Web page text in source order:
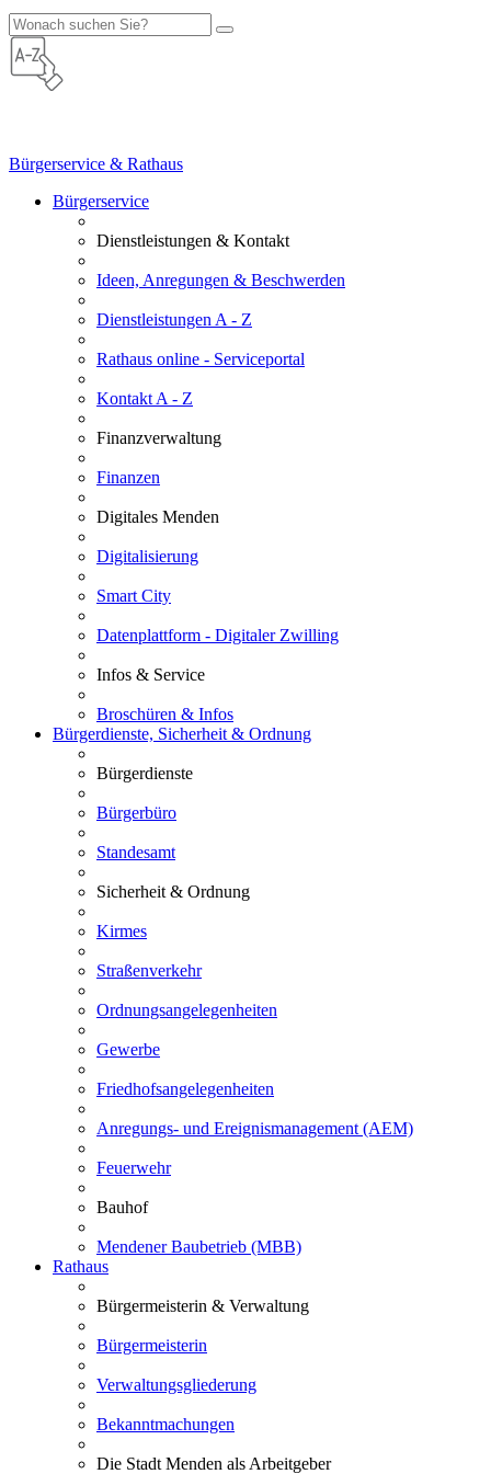
Bürgerservice & Rathaus
Bürgerservice
Dienstleistungen & Kontakt
Ideen, Anregungen & Beschwerden
Dienstleistungen A - Z
Rathaus online - Serviceportal
Kontakt A - Z
Finanzverwaltung
Finanzen
Digitales Menden
Digitalisierung
Smart City
Datenplattform - Digitaler Zwilling
Infos & Service
Broschüren & Infos
Bürgerdienste, Sicherheit & Ordnung
Bürgerdienste
Bürgerbüro
Standesamt
Sicherheit & Ordnung
Kirmes
Straßenverkehr
Ordnungsangelegenheiten
Gewerbe
Friedhofsangelegenheiten
Anregungs- und Ereignismanagement (AEM)
Feuerwehr
Bauhof
Mendener Baubetrieb (MBB)
Rathaus
Bürgermeisterin & Verwaltung
Bürgermeisterin
Verwaltungsgliederung
Bekanntmachungen
Die Stadt Menden als Arbeitgeber